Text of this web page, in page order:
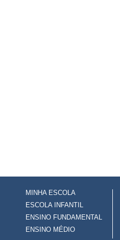
MINHA ESCOLA
ESCOLA INFANTIL
ENSINO FUNDAMENTAL
ENSINO MÉDIO